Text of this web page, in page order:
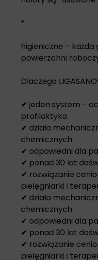
*
higieniczne –
powierzchni
Dlaczego
✔ jeden system –
profilaktyka
✔ działa
chemicznych
✔ odpowiedni dla
✔ ponad 30 lat
✔ rozwiązanie
pielęgniarki i
✔ działa
chemicznych
✔ odpowiedni dla
✔ ponad 30 lat
✔ rozwiązanie
pielęgniarki i